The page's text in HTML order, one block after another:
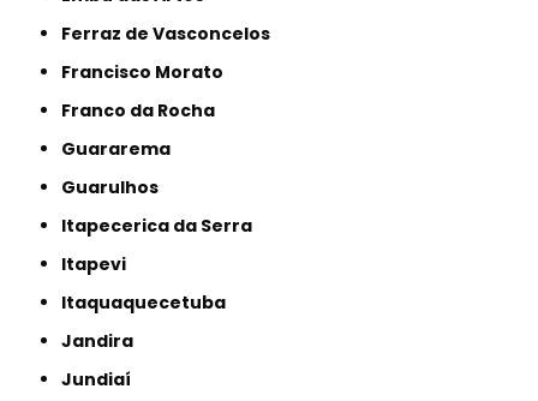
Ferraz de Vasconcelos
Francisco Morato
Franco da Rocha
Guararema
Guarulhos
Itapecerica da Serra
Itapevi
Itaquaquecetuba
Jandira
Jundiaí